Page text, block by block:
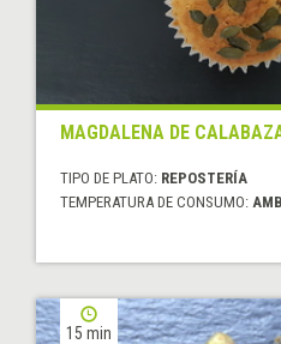
MAGDALENA DE
TIPO DE PLATO: REPOSTERÍA
TEMPERATURA DE CONSUMO:
15 min